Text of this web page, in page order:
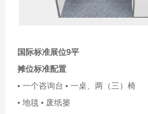
国际标准展位9平
摊位标准配置
• 一个咨询台 • 一桌、两（三）椅
• 地毯 • 废纸篓